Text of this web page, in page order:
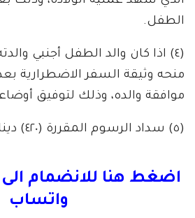
الطفل.
(٤) اذا كان والد الطفل أجنبي
منحه وثيقة السفر الاضطرارية
موافقة والده، وذلك لتوفيق
(٥) سداد الرسوم المقررة (٤٢٠) دينار ليبي.
اضغط هنا للانضمام
واتساب